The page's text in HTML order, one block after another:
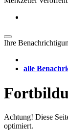
Ihre
alle
Achtung! Diese
optimiert.